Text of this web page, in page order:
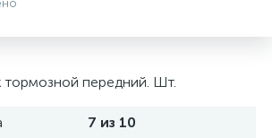
тормозной передний. Шт.
7 из 10